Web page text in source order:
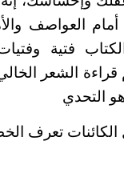
العواصف
فتية
قراءة الشعر
التحدي
تعرف